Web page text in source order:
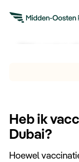
Heb ik
Dubai?
Hoewel